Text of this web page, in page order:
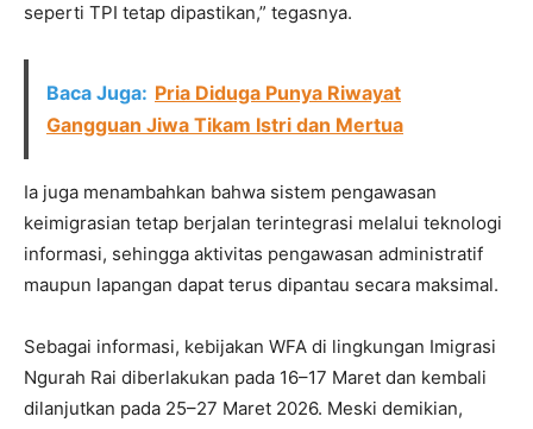
seperti TPI tetap dipastikan,” tegasnya.
Baca Juga: Pria Diduga Punya Riwayat
Gangguan Jiwa Tikam Istri dan Mertua
Ia juga menambahkan bahwa sistem pengawasan
keimigrasian tetap berjalan terintegrasi melalui teknologi
informasi, sehingga aktivitas pengawasan administratif
maupun lapangan dapat terus dipantau secara maksimal.
Sebagai informasi, kebijakan WFA di lingkungan Imigrasi
Ngurah Rai diberlakukan pada 16–17 Maret dan kembali
dilanjutkan pada 25–27 Maret 2026. Meski demikian,